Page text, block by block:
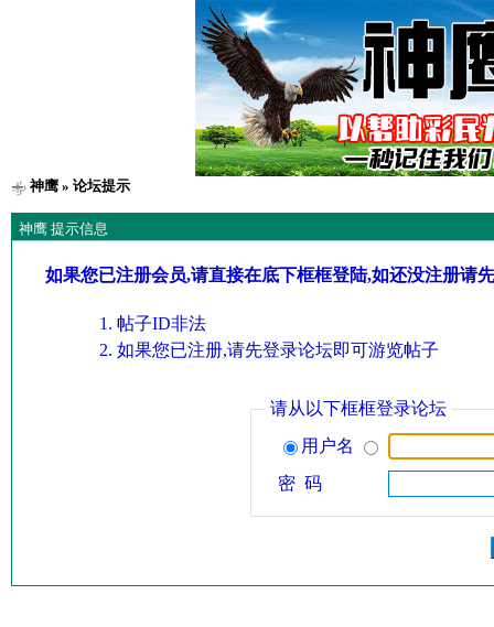
神鹰» 论坛提示
神鹰 提示信息
如果您已注册会员,请直接在底下框框登陆,如还没注册请
帖子ID非法
如果您已注册,请先登录论坛即可游览帖子
请从以下框框登录论坛
用户名
密 码